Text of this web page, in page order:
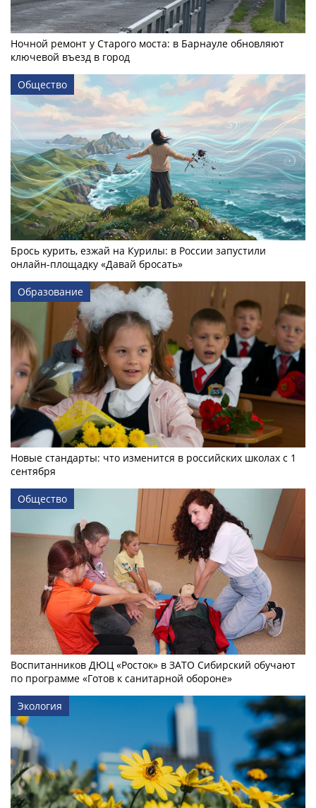
Ночной ремонт у Старого моста: в Барнауле обновляют
ключевой въезд в город
Общество
Брось курить, езжай на Курилы: в России запустили
онлайн-­площадку «Давай бросать»
Образование
Новые стандарты: что изменится в российских школах с 1
сентября
Общество
Воспитанников ДЮЦ «Росток» в ЗАТО Сибирский обучают
по программе «Готов к санитарной обороне»
Экология